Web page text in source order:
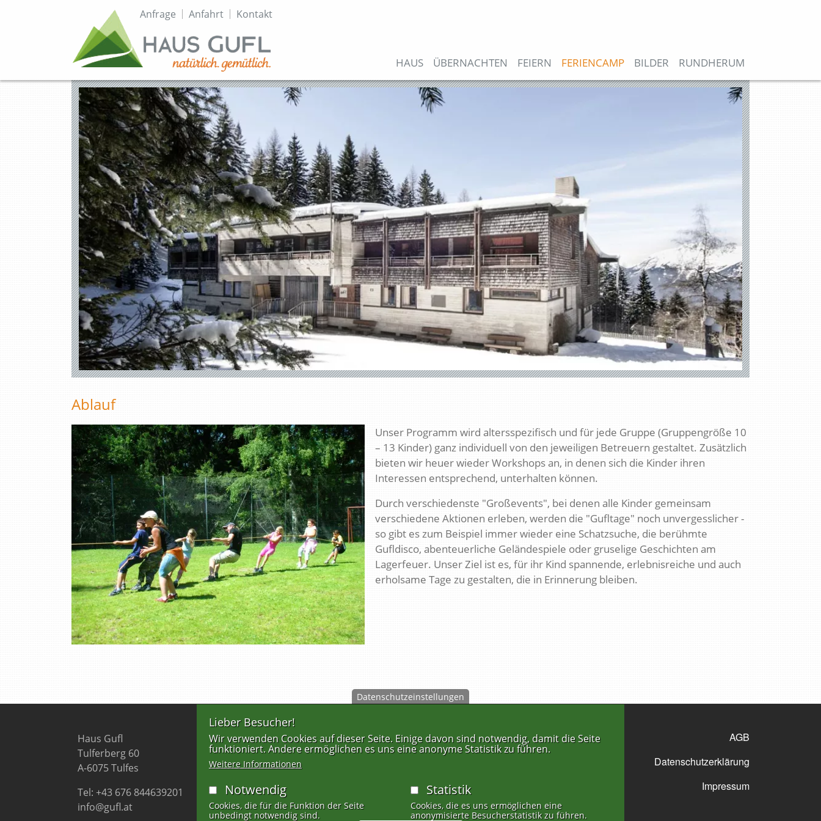
TopmenüAnfrage Anfahrt Kontakt
HauptnavigationHAUS ÜBERNACHTEN FEIERN FERIENCAMP BILDER RUNDHERUM
Ablauf
Unser Programm wird altersspezifisch und für jede Gruppe (Gruppengröße 10
– 13 Kinder) ganz individuell von den jeweiligen Betreuern gestaltet. Zusätzlich
bieten wir heuer wieder Workshops an, in denen sich die Kinder ihren
Interessen entsprechend, unterhalten können.
Durch verschiedenste "Großevents", bei denen alle Kinder gemeinsam
verschiedene Aktionen erleben, werden die "Gufltage" noch unvergesslicher -
so gibt es zum Beispiel immer wieder eine Schatzsuche, die berühmte
Gufldisco, abenteuerliche Geländespiele oder gruselige Geschichten am
Lagerfeuer. Unser Ziel ist es, für ihr Kind spannende, erlebnisreiche und auch
erholsame Tage zu gestalten, die in Erinnerung bleiben.
Haus Gufl
Tulferberg 60
A-6075 Tulfes
Tel: +43 676 844639201
info@gufl.at
FUSSZEILENMENÜ
AGB
Datenschutzerklärung
Impressum
Datenschutzeinstellungen
Lieber Besucher!
Wir verwenden Cookies auf dieser Seite. Einige davon sind notwendig, damit die Seite
funktioniert. Andere ermöglichen es uns eine anonyme Statistik zu führen.
Weitere Informationen
Notwendig
Cookies, die für die Funktion der Seite
unbedingt notwendig sind.
Statistik
Cookies, die es uns ermöglichen eine
anonymisierte Besucherstatistik zu führen.